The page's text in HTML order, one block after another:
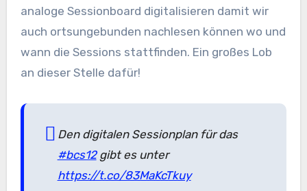
analoge Sessionboard digitalisieren damit wir
auch ortsungebunden nachlesen können wo und
wann die Sessions stattfinden. Ein großes Lob
an dieser Stelle dafür!
Den digitalen Sessionplan für das
#bcs12gibt es unter
https://t.co/83MaKcTkuy